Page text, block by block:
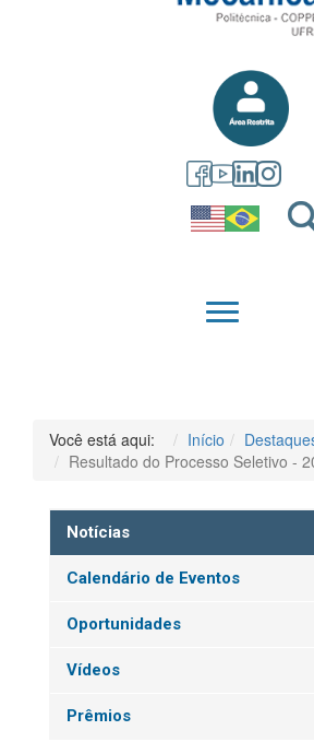
QUEM SOMOS
Você está aqui: Início
Resultado do Processo Seletivo -
Notícias
Calendário de Eventos
Oportunidades
Vídeos
Prêmios